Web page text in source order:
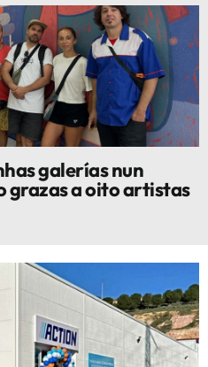
galerías nun
grazas a oito artistas